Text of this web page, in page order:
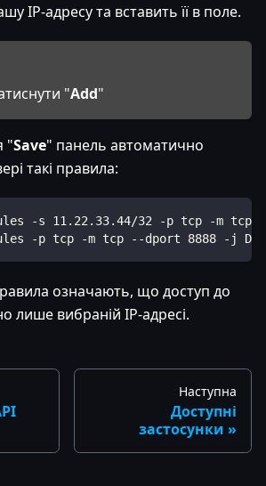
IP-адресу та вставить її в поле.
"Add"
"Save" панель автоматично
такі правила:
-s 11.22.33.44/32 -p tcp -m tcp --
-p tcp -m tcp --dport 8888 -j
означають, що доступ до
лише вибраній IP-адресі.
Наступна
Доступні
застосунки